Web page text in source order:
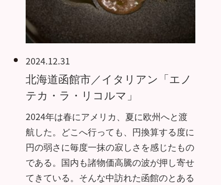
2024.12.31
北海道函館市／イタリアン「エノ
テカ・ラ・リコルマ」
2024年は春にアメリカ、夏に欧州へと渡
航した。どこへ行っても、円換算する度に
円の弱さに毎度一抹の寂しさを感じたもの
である。国内も諸物価高騰の波が押し寄せ
てきている。そんな中訪れた函館のとある